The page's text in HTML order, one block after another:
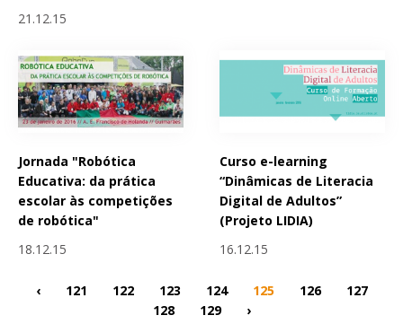
21.12.15
Jornada "Robótica
Educativa: da prática
escolar às competições
de robótica"
18.12.15
Curso e-learning
“Dinâmicas de Literacia
Digital de Adultos”
(Projeto LIDIA)
16.12.15
‹ 121 122 123 124 125 126
127
128
129 ›